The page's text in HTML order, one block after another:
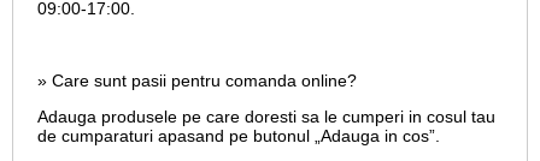
09:00-17:00.
» Care sunt pasii pentru comanda online?
Adauga produsele pe care doresti sa le cumperi in cosul tau
de cumparaturi apasand pe butonul „Adauga in cos”.